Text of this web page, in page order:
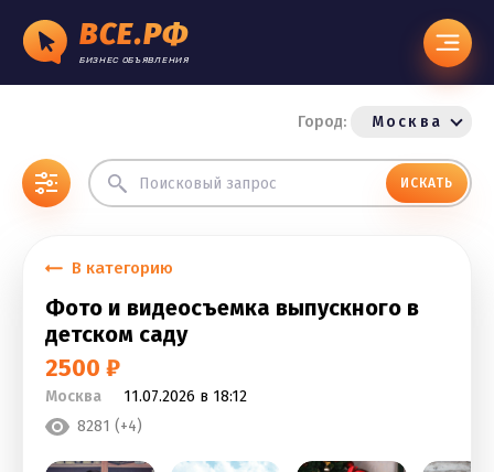
ВСЕ.РФ
БИЗНЕС ОБЪЯВЛЕНИЯ
Город: Москва
ИСКАТЬ
В категорию
Фото и видеосъемка выпускного в
детском саду
2500 ₽
Москва
11.07.2026 в 18:12
8281 (+4)